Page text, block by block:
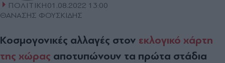
ΠΟΛΙΤΙΚΗ01.08.2022 13:00
ΘΑΝΑΣΗΣ ΦΟΥΣΚΙΔΗΣ
Κοσµογονικές αλλαγές στον εκλογικό χάρτη
της χώρας αποτυπώνουν τα πρώτα στάδια